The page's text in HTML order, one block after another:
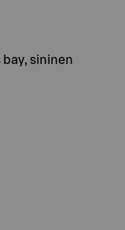
bay, sininen